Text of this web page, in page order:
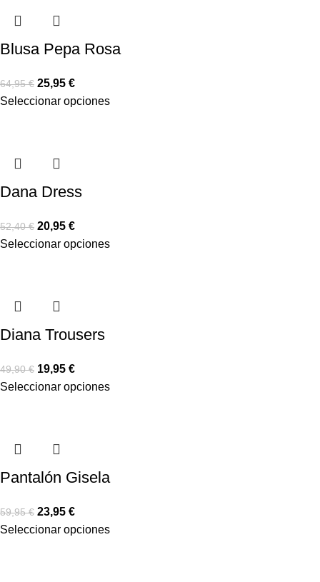
Blusa Pepa Rosa
64,95€ 25,95 €
Seleccionar opciones
Dana Dress
52,40€ 20,95 €
Seleccionar opciones
Diana Trousers
49,90€ 19,95 €
Seleccionar opciones
Pantalón Gisela
59,95€ 23,95 €
Seleccionar opciones